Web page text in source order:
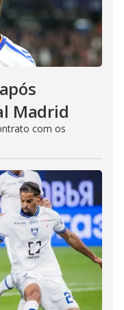
Madrid
com os